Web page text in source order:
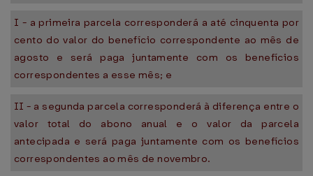
I - a primeira parcela corresponderá a até cinquenta por
cento do valor do benefício correspondente ao mês de
agosto e será paga juntamente com os benefícios
correspondentes a esse mês; e
II - a segunda parcela corresponderá à diferença entre o
valor total do abono anual e o valor da parcela
antecipada e será paga juntamente com os benefícios
correspondentes ao mês de novembro.